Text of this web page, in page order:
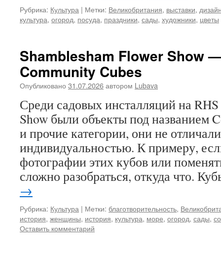
Рубрика: Культура | Метки: Великобритания, выставки,
культура, огород, посуда, праздники, сады, художники, цветы
Shamblesham Flower Show
Community Cubes
Опубликовано 31.07.2026автором Lubava
Среди садовых инсталляций на
Show были объекты под названием
и прочие категории, они не
индивидуальностью. К примеру,
фотографии этих кубов или
сложно разобраться, откуда что.
→
Рубрика: Культура | Метки: благотворительность,
история, женщины, история, культура, море, огород, сады,
Оставить комментарий